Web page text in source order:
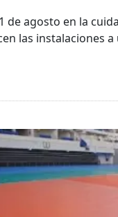
agosto en la
las instalaciones a